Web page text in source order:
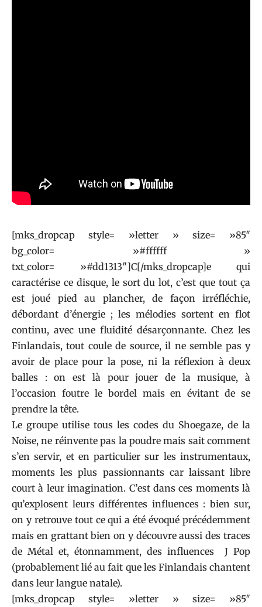
[mks_dropcap style= »letter » size= »85″
bg_color= »#ffffff »
txt_color= »#dd1313″]C[/mks_dropcap]e qui
caractérise ce disque, le sort du lot, c’est que tout ça
est joué pied au plancher, de façon irréfléchie,
débordant d’énergie ; les mélodies sortent en flot
continu, avec une fluidité désarçonnante. Chez les
Finlandais, tout coule de source, il ne semble pas y
avoir de place pour la pose, ni la réflexion à deux
balles : on est là pour jouer de la musique, à
l’occasion foutre le bordel mais en évitant de se
prendre la tête.
Le groupe utilise tous les codes du Shoegaze, de la
Noise, ne réinvente pas la poudre mais sait comment
s’en servir, et en particulier sur les instrumentaux,
moments les plus passionnants car laissant libre
court à leur imagination. C’est dans ces moments là
qu’explosent leurs différentes influences : bien sur,
on y retrouve tout ce qui a été évoqué précédemment
mais en grattant bien on y découvre aussi des traces
de Métal et, étonnamment, des influences J Pop
(probablement lié au fait que les Finlandais chantent
dans leur langue natale).
[mks_dropcap style= »letter » size= »85″